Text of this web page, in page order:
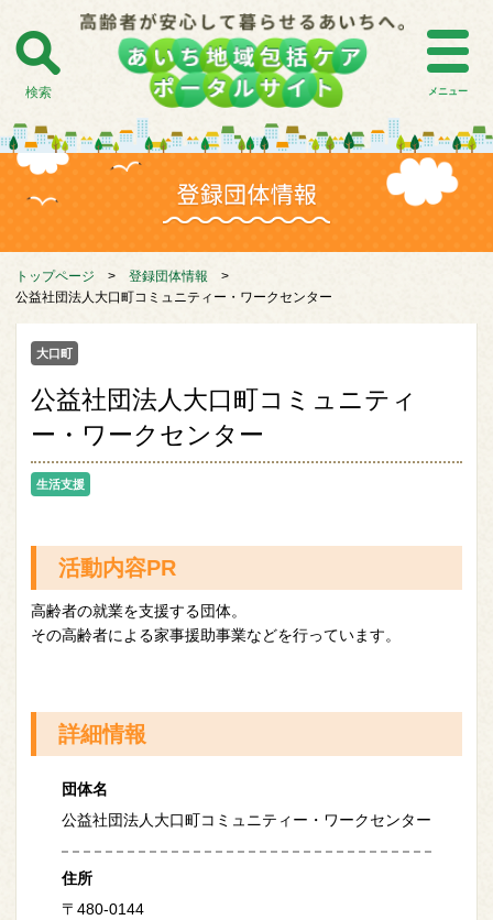
検索 メニュー
トップページ > 登録団体情報 >
公益社団法人大口町コミュニティー・ワークセンター
大口町
公益社団法人大口町コミュニティ
ー・ワークセンター
生活支援
活動内容PR
高齢者の就業を支援する団体。
その高齢者による家事援助事業などを行っています。
詳細情報
団体名
公益社団法人大口町コミュニティー・ワークセンター
住所
〒480-0144